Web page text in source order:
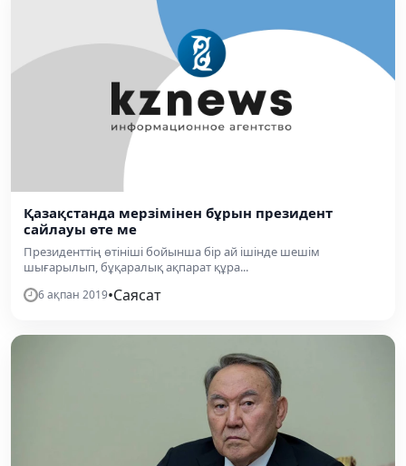
Қазақстанда мерзімінен бұрын президент
сайлауы өте ме
Президенттің өтініші бойынша бір ай ішінде шешім
шығарылып, бұқаралық ақпарат құра...
6 ақпан 2019•Саясат